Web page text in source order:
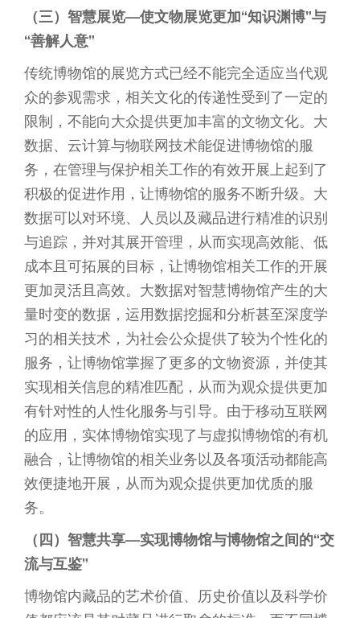
（三）智慧展览—使文物展览更加“知识渊博”与
“善解人意”
传统博物馆的展览方式已经不能完全适应当代观
众的参观需求，相关文化的传递性受到了一定的
限制，不能向大众提供更加丰富的文物文化。大
数据、云计算与物联网技术能促进博物馆的服
务，在管理与保护相关工作的有效开展上起到了
积极的促进作用，让博物馆的服务不断升级。大
数据可以对环境、人员以及藏品进行精准的识别
与追踪，并对其展开管理，从而实现高效能、低
成本且可拓展的目标，让博物馆相关工作的开展
更加灵活且高效。大数据对智慧博物馆产生的大
量时变的数据，运用数据挖掘和分析甚至深度学
习的相关技术，为社会公众提供了较为个性化的
服务，让博物馆掌握了更多的文物资源，并使其
实现相关信息的精准匹配，从而为观众提供更加
有针对性的人性化服务与引导。由于移动互联网
的应用，实体博物馆实现了与虚拟博物馆的有机
融合，让博物馆的相关业务以及各项活动都能高
效便捷地开展，从而为观众提供更加优质的服
务。
（四）智慧共享—实现博物馆与博物馆之间的“交
流与互鉴”
博物馆内藏品的艺术价值、历史价值以及科学价